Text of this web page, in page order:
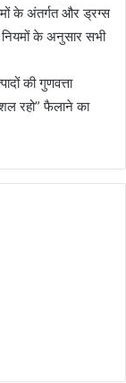
के अंतर्गत और ड्रग्स
के अनुसार सभी
की गुणवत्ता
रहो” फैलाने का